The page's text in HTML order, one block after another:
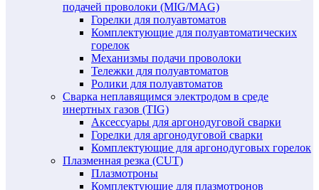
подачей проволоки (MIG/MAG)
Горелки для полуавтоматов
Комплектующие для полуавтоматических
горелок
Механизмы подачи проволоки
Тележки для полуавтоматов
Ролики для полуавтоматов
Сварка неплавящимся электродом в среде
инертных газов (TIG)
Аксессуары для аргонодуговой сварки
Горелки для аргонодуговой сварки
Комплектующие для аргонодуговых горелок
Плазменная резка (CUT)
Плазмотроны
Комплектующие для плазмотронов